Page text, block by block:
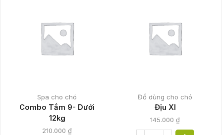
Spa cho chó
Combo Tắm 9- Dưới
12kg
210.000 ₫
Đồ dùng cho chó
Địu Xl
145.000 ₫